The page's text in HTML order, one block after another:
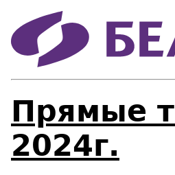
Прямые
2024г.